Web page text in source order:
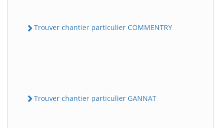
Trouver chantier particulier COMMENTRY
Trouver chantier particulier GANNAT